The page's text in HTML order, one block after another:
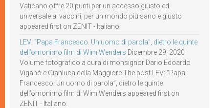
Vaticano offre 20 punti per un accesso giusto ed
universale ai vaccini, per un mondo più sano e giusto
appeared first on ZENIT - Italiano.
LEV: “Papa Francesco. Un uomo di parola”, dietro le quinte
dell’omonimo film di Wim Wenders Dicembre 29, 2020
Volume fotografico a cura di monsignor Dario Edoardo
Viganò e Gianluca della Maggiore The post LEV: “Papa
Francesco. Un uomo di parola”, dietro le quinte
dell’omonimo film di Wim Wenders appeared first on
ZENIT - Italiano.